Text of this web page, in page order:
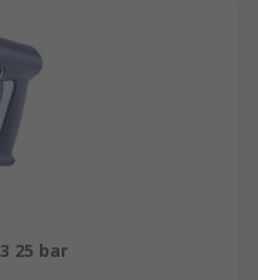
25 bar